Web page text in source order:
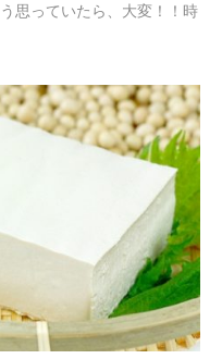
思っていたら、大変！！時